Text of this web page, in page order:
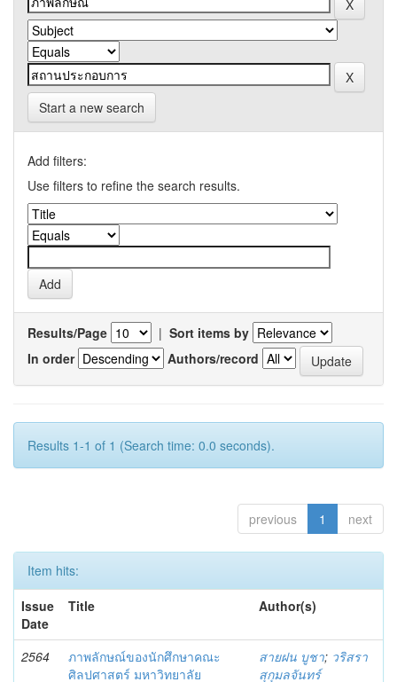
Start a new search
Add filters:
Use filters to refine the search results.
Results/Page | Sort items by
In order
Authors/record
Results 1-1 of 1 (Search time: 0.0 seconds).
previous 1 next
Item hits:
Issue
Date
Title Author(s)
2564
ภาพลักษณ์ของนักศึกษาคณะ
ศิลปศาสตร์ มหาวิทยาลัย
สายฝน บูชา; วริสรา
สุกุมลจันทร์